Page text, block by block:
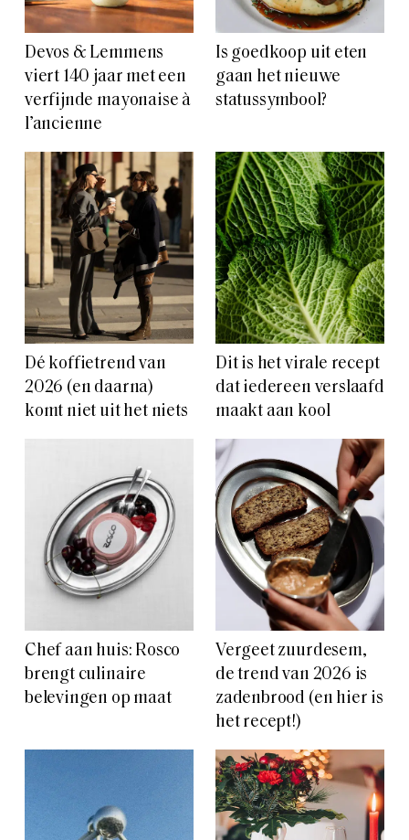
Devos & Lemmens
viert 140 jaar met een
verfijnde mayonaise à
l’ancienne
Is goedkoop uit eten
gaan het nieuwe
statussymbool?
Dé koffietrend van
2026 (en daarna)
komt niet uit het niets
Dit is het virale recept
dat iedereen verslaafd
maakt aan kool
Chef aan huis: Rosco
brengt culinaire
belevingen op maat
Vergeet zuurdesem,
de trend van 2026 is
zadenbrood (en hier is
het recept!)